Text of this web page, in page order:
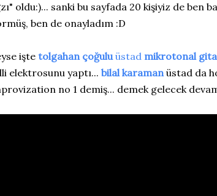
oldu:)... sanki bu sayfada 20 kişiyiz de ben
ben de onayladım :D
işte tolgahan çoğuluüstad mikrotonal
elektrosunu yaptı... bilal karamanüstad da
no 1 demiş... demek gelecek